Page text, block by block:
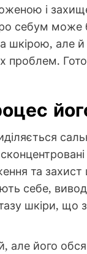
і
себум
але й
проблем.
та
себе,
шкіри, що
але його